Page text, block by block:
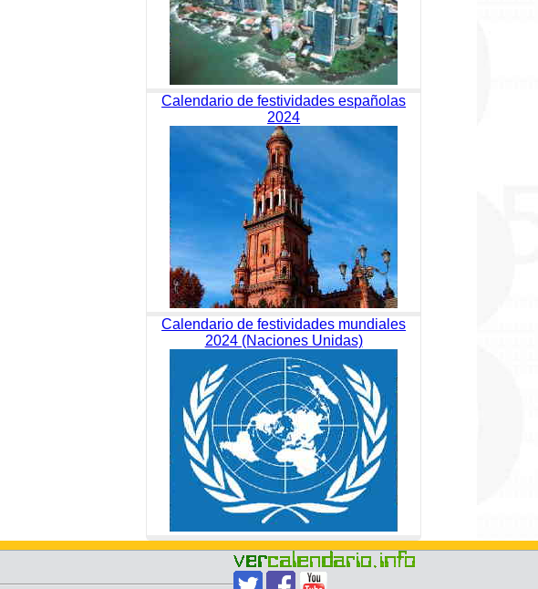
Calendario de festividades españolas
2024
Calendario de festividades mundiales
2024 (Naciones Unidas)